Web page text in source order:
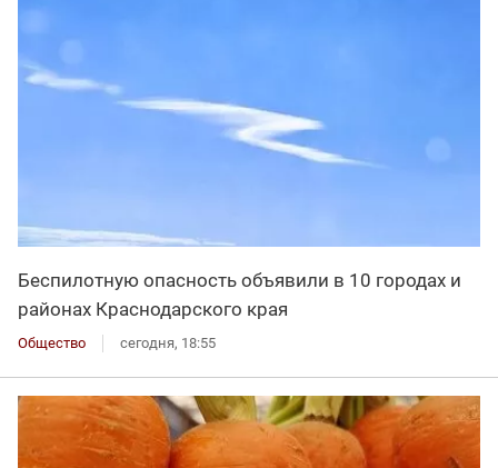
Беспилотную опасность объявили в 10 городах и
районах Краснодарского края
Общество сегодня, 18:55